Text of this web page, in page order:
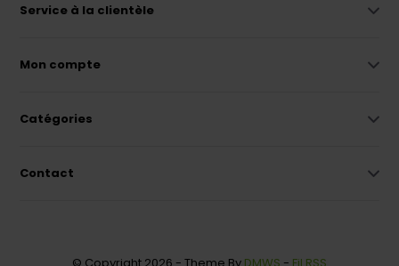
Service à la clientèle
Mon compte
Catégories
Contact
© Copyright 2026 - Theme By DMWS - Fil RSS